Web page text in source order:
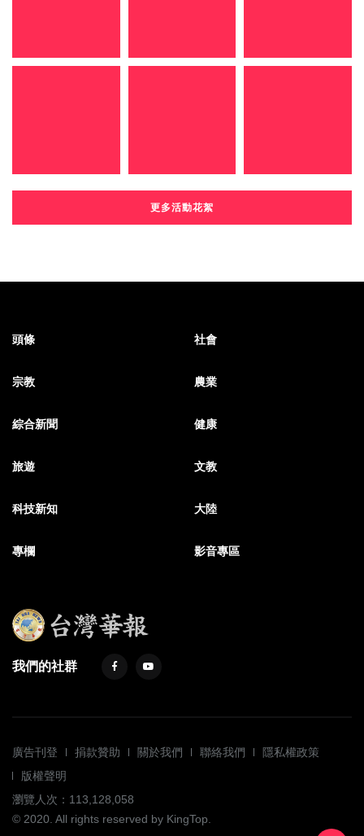
更多活動花絮
頭條 社會
宗教 農業
綜合新聞 健康
旅遊 文教
科技新知 大陸
專欄 影音專區
我們的社群
廣告刊登 捐款贊助 關於我們 聯絡我們
隱私權政策
版權聲明
瀏覽人次：113,128,058
© 2020. All rights reserved by KingTop.